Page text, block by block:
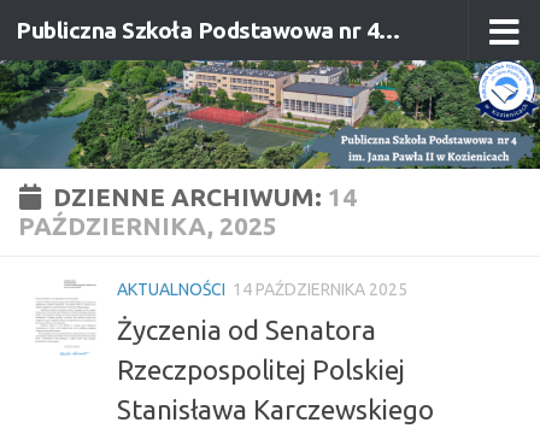
Przejdź do treści Publiczna Szkoła Podstawowa nr 4 im. Jana Pawła II w Kozienicach
DZIENNE ARCHIWUM: 14
PAŹDZIERNIKA, 2025
AKTUALNOŚCI 14 PAŹDZIERNIKA 2025
Życzenia od Senatora
Rzeczpospolitej Polskiej
Stanisława Karczewskiego